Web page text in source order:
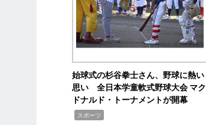
始球式の杉谷拳士さん、野球に熱い
思い 全日本学童軟式野球大会 マク
ドナルド・トーナメントが開幕
スポーツ